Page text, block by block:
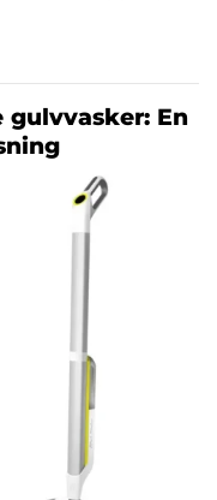
gulvvasker: En